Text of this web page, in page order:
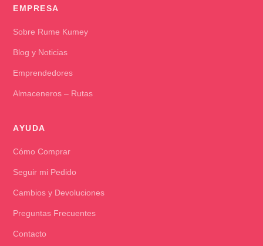
EMPRESA
Sobre Rume Kumey
Blog y Noticias
Emprendedores
Almaceneros – Rutas
AYUDA
Cómo Comprar
Seguir mi Pedido
Cambios y Devoluciones
Preguntas Frecuentes
Contacto